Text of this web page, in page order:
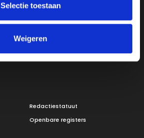
Selectie toestaan
Weigeren
Steunbetuigingen
Vacatures
Redactiestatuut
Openbare registers